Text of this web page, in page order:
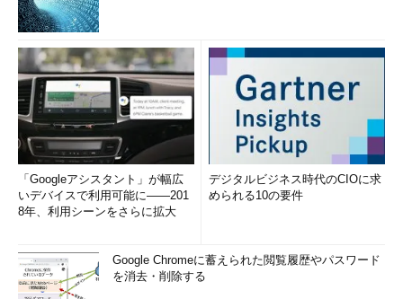
「Googleアシスタント」が幅広
いデバイスで利用可能に――201
8年、利用シーンをさらに拡大
デジタルビジネス時代のCIOに求
められる10の要件
Google Chromeに蓄えられた閲覧履歴やパスワード
を消去・削除する